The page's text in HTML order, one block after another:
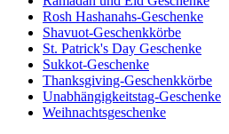
Rosh Hashanahs-Geschenke
Shavuot-Geschenkkörbe
St. Patrick's Day Geschenke
Sukkot-Geschenke
Thanksgiving-Geschenkkörbe
Unabhängigkeitstag-Geschenke
Weihnachtsgeschenke